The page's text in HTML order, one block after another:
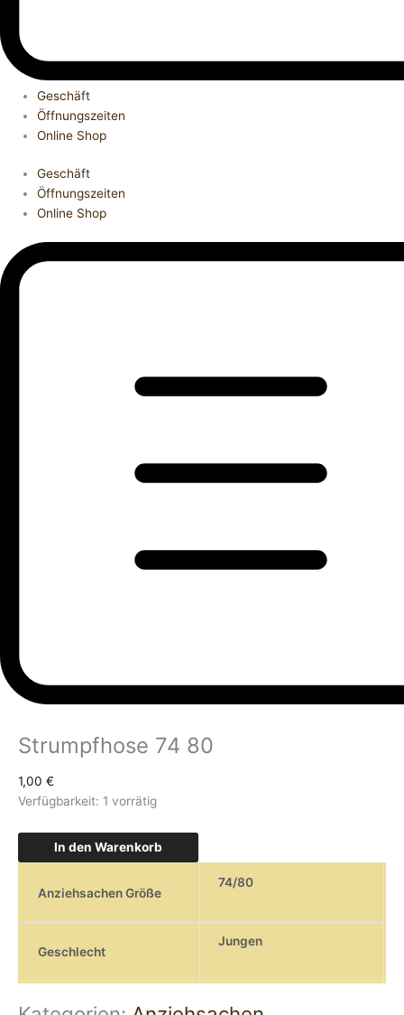
Geschäft
Öffnungszeiten
Online Shop
Geschäft
Öffnungszeiten
Online Shop
Strumpfhose 74 80
1,00 €
Verfügbarkeit: 1 vorrätig
In den Warenkorb
Anziehsachen Größe
74/80
Geschlecht
Jungen